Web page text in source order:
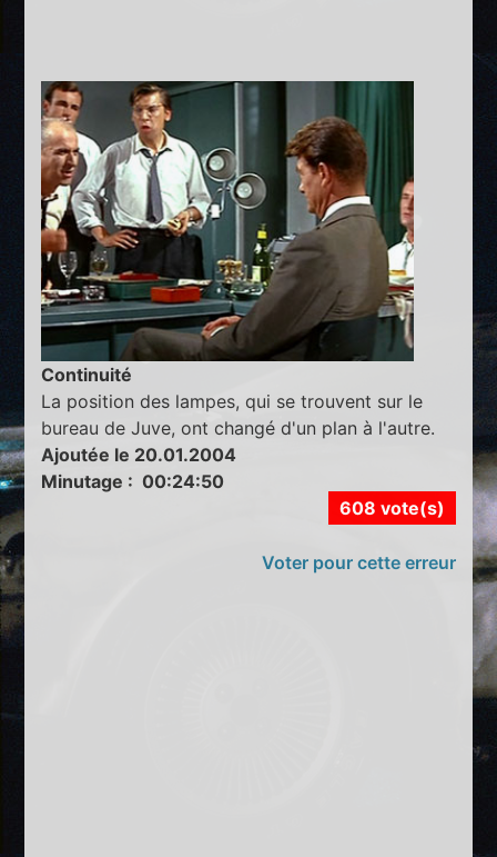
Continuité
La position des lampes, qui se trouvent sur le
bureau de Juve, ont changé d'un plan à l'autre.
Ajoutée le 20.01.2004
Minutage : 00:24:50
608 vote(s)
Voter pour cette erreur